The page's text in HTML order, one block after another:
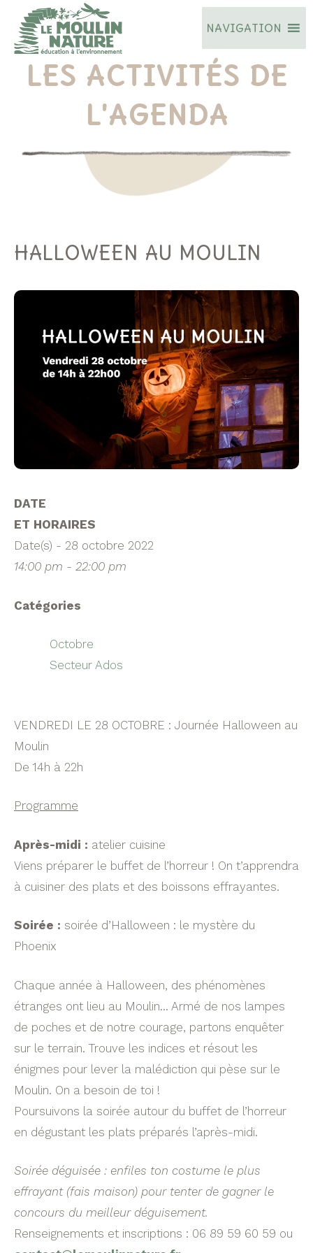
contenu
NAVIGATION
LES ACTIVITÉS DE
L'AGENDA
HALLOWEEN AU MOULIN
DATE
ET HORAIRES
Date(s) - 28 octobre 2022
14:00 pm - 22:00 pm
Catégories
Octobre
Secteur Ados
VENDREDI LE 28 OCTOBRE : Journée Halloween au
Moulin
De 14h à 22h
Programme
Après-midi : atelier cuisine
Viens préparer le buffet de l’horreur ! On t’apprendra
à cuisiner des plats et des boissons effrayantes.
Soirée : soirée d’Halloween : le mystère du
Phoenix
Chaque année à Halloween, des phénomènes
étranges ont lieu au Moulin… Armé de nos lampes
de poches et de notre courage, partons enquêter
sur le terrain. Trouve les indices et résout les
énigmes pour lever la malédiction qui pèse sur le
Moulin. On a besoin de toi !
Poursuivons la soirée autour du buffet de l’horreur
en dégustant les plats préparés l’après-midi.
Soirée déguisée : enfiles ton costume le plus
effrayant (fais maison) pour tenter de gagner le
concours du meilleur déguisement.
Renseignements et inscriptions : 06 89 59 60 59 ou